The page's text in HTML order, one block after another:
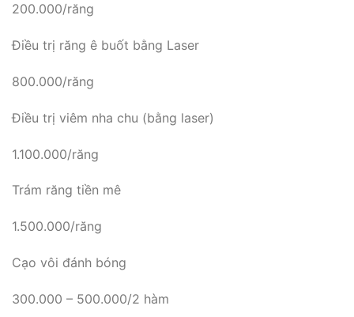
200.000/răng
Điều trị răng ê buốt bằng Laser
800.000/răng
Điều trị viêm nha chu (bằng laser)
1.100.000/răng
Trám răng tiền mê
1.500.000/răng
Cạo vôi đánh bóng
300.000 – 500.000/2 hàm